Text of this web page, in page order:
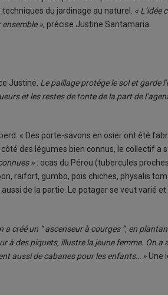
techniques du jardinage au naturel. « L’idée
», précise Justine Santamaria.
Justine. Le paillage protège le sol et garde
et les restes de tonte de la part de
« Des porte-savons en osier ont été
des légumes bien connus, le collectif a
» : ocas du Pérou (tubercules
raifort, gumbo, pois chiches, physalis
de la partie. Le potager se veut varié et
a créé un “ ascenseur à courges ”, en
à des piquets, illustre la jeune femme. On a
aussi de cabanes pour les enfants… » Une